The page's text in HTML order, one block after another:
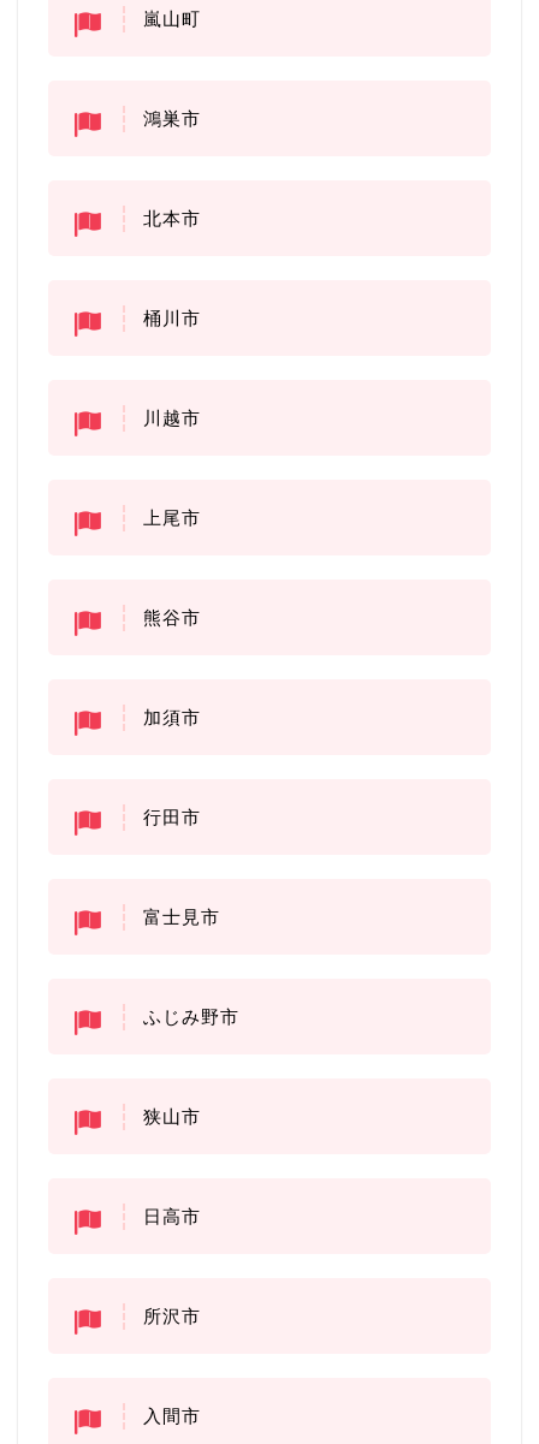
嵐山町
鴻巣市
北本市
桶川市
川越市
上尾市
熊谷市
加須市
行田市
富士見市
ふじみ野市
狭山市
日高市
所沢市
入間市